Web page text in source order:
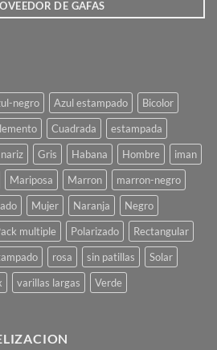
DE GAFAS
negro Azul estampado
Bicolor
Cuadrada
estampada
Gris Habana Hombre
iman
Mariposa Marron
marron-negro
Mujer Naranja
Negro
multiple Polarizado
Rectangular
rosa sin patillas
Solar
varillas largas Verde